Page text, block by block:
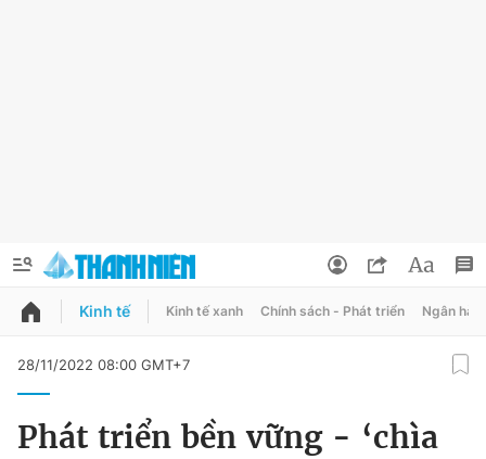
QUẢNG CÁO
Đổi mật khẩu
Kinh tế Kinh tế xanh Chính sách - Phát triển Ngân
28/11/2022 08:00 GMT+7
Phát triển bền vững - ‘chìa